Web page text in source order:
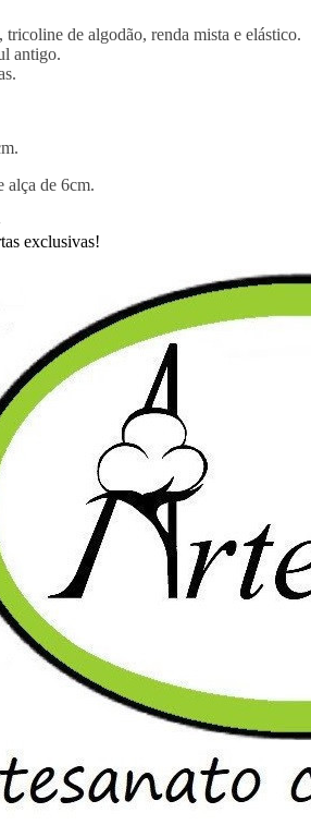
de algodão, renda mista e elástico.
antigo.
alça de 6cm.
exclusivas!